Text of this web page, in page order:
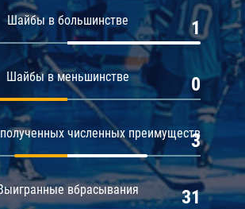
Шайбы в большинстве 1
Шайбы в меньшинстве 0
численных преимуществ
3
вбрасывания 31